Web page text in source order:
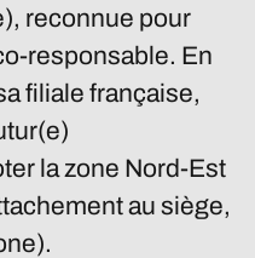
reconnue pour
responsable. En
filiale française,
la zone Nord-Est
au siège,